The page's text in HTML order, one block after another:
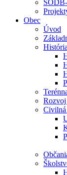
Obec
Úvod
Rozvoj
Civilná